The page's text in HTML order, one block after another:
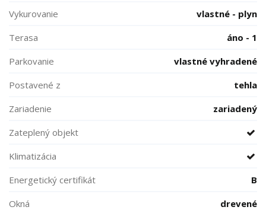
Vykurovanie
vlastné - plyn
Terasa
áno - 1
Parkovanie
vlastné vyhradené
Postavené z
tehla
Zariadenie
zariadený
Zateplený objekt
Klimatizácia
Energetický certifikát
B
Okná
drevené